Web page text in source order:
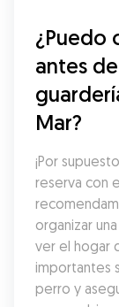
¿Puedo
antes
Mar?
¡Por
reserva con
organizar
ver el hogar
importantes
perro y